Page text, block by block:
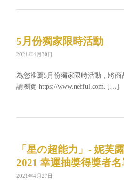
5月份獨家限時活動
2021年4月30日
為您推薦5月份獨家限時活動，將商
請瀏覽 https://www.nefful.com. […]
「星の超能力」- 妮芙
2021 幸運抽獎得獎者名
2021年4月27日